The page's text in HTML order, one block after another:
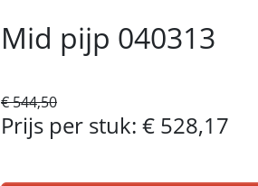
Mid pijp 040313
€ 544,50
Prijs per stuk: € 528,17